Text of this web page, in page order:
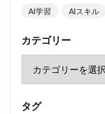
AI学習 AIスキル
カテゴリー
タグ